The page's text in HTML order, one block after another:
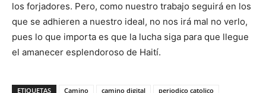
los forjadores. Pero, como nuestro trabajo seguirá en los
que se adhieren a nuestro ideal, no nos irá mal no verlo,
pues lo que importa es que la lucha siga para que lle­gue
el amanecer esplendoroso de Haití.
ETIQUETAS Camino camino digital
periodico catolico